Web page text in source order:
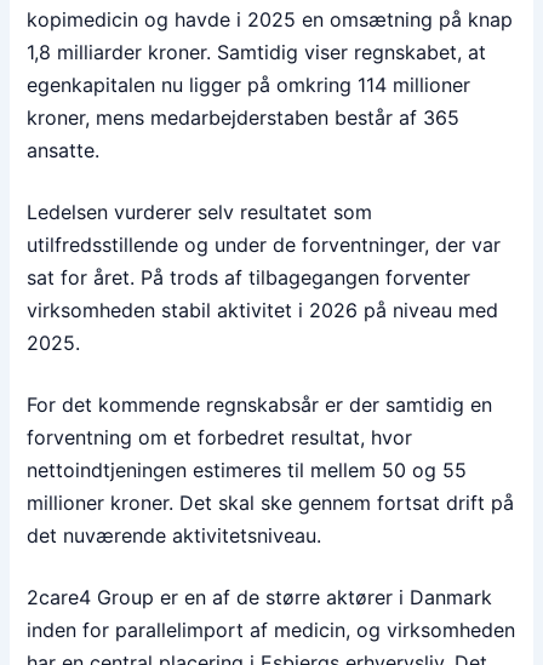
kopimedicin og havde i 2025 en omsætning på knap
1,8 milliarder kroner. Samtidig viser regnskabet, at
egenkapitalen nu ligger på omkring 114 millioner
kroner, mens medarbejderstaben består af 365
ansatte.
Ledelsen vurderer selv resultatet som
utilfredsstillende og under de forventninger, der var
sat for året. På trods af tilbagegangen forventer
virksomheden stabil aktivitet i 2026 på niveau med
2025.
For det kommende regnskabsår er der samtidig en
forventning om et forbedret resultat, hvor
nettoindtjeningen estimeres til mellem 50 og 55
millioner kroner. Det skal ske gennem fortsat drift på
det nuværende aktivitetsniveau.
2care4 Group er en af de større aktører i Danmark
inden for parallelimport af medicin, og virksomheden